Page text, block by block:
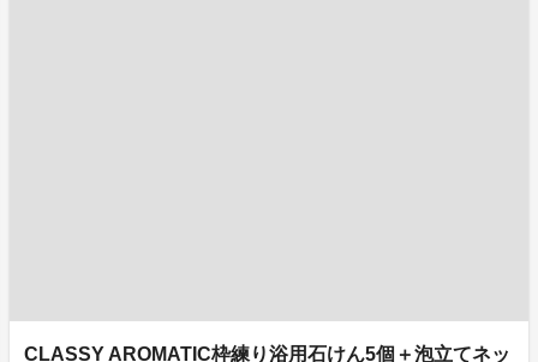
CLASSY AROMATIC枠練り浴用石けん5個＋泡立てネッ